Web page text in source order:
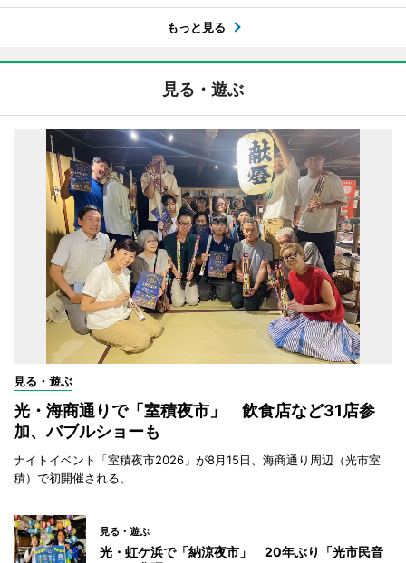
もっと見る
見る・遊ぶ
見る・遊ぶ
光・海商通りで「室積夜市」 飲食店など31店参
加、バブルショーも
ナイトイベント「室積夜市2026」が8月15日、海商通り周辺（光市室
積）で初開催される。
見る・遊ぶ
光・虹ケ浜で「納涼夜市」 20年ぶり「光市民音